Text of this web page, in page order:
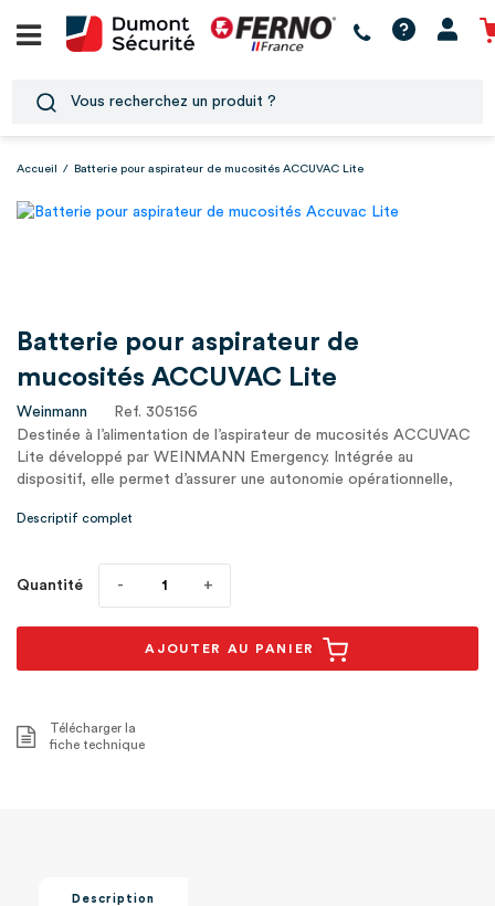
Accueil / Batterie pour aspirateur de mucosités ACCUVAC Lite
Batterie pour aspirateur de
mucosités ACCUVAC Lite
Weinmann
Ref. 305156
Destinée à l’alimentation de l’aspirateur de mucosités ACCUVAC
Lite développé par WEINMANN Emergency. Intégrée au
dispositif, elle permet d’assurer une autonomie opérationnelle,
Descriptif complet
Quantité
AJOUTER AU PANIER
Télécharger la
fiche technique
Description